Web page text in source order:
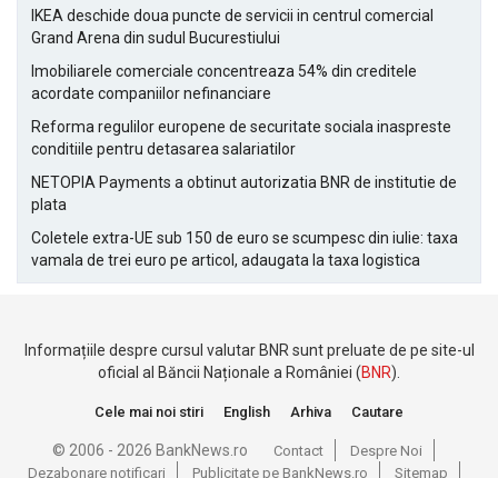
IKEA deschide doua puncte de servicii in centrul comercial
Grand Arena din sudul Bucurestiului
Imobiliarele comerciale concentreaza 54% din creditele
acordate companiilor nefinanciare
Reforma regulilor europene de securitate sociala inaspreste
conditiile pentru detasarea salariatilor
NETOPIA Payments a obtinut autorizatia BNR de institutie de
plata
Coletele extra-UE sub 150 de euro se scumpesc din iulie: taxa
vamala de trei euro pe articol, adaugata la taxa logistica
Informațiile despre cursul valutar BNR sunt preluate de pe site-ul
oficial al Băncii Naționale a României (BNR).
Cele mai noi stiri English Arhiva Cautare
© 2006 - 2026 BankNews.ro Contact
Despre Noi
Dezabonare notificari
Publicitate pe BankNews.ro Sitemap